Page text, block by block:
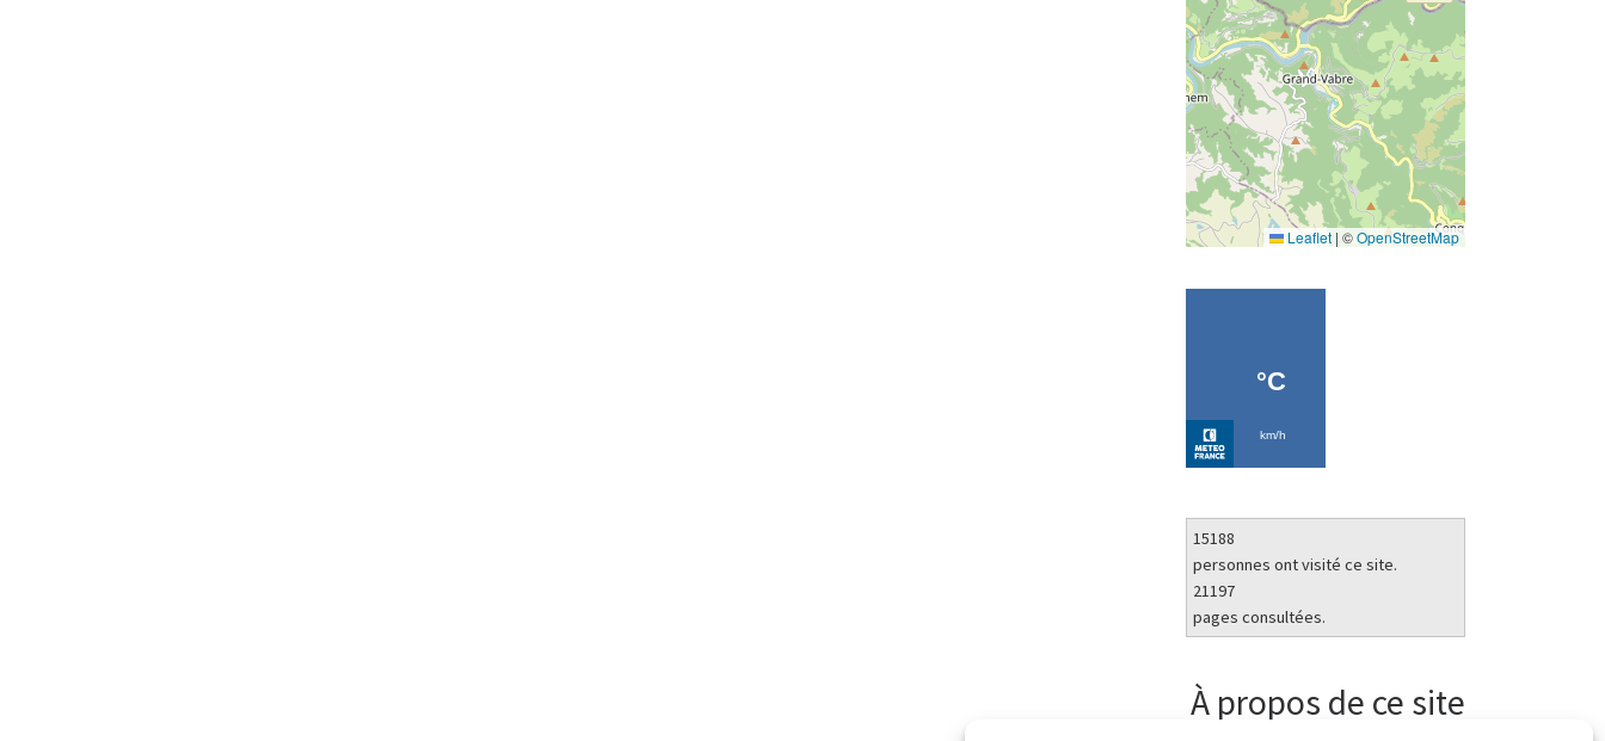
Leaflet | ©OpenStreetMap
15188
personnes ont visité ce site.
21197
pages consultées.
À propos de ce site